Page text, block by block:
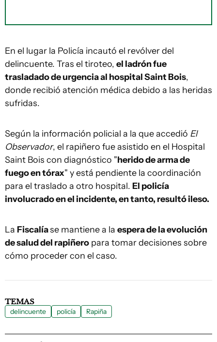
En el lugar la Policía incautó el revólver del
delincuente. Tras el tiroteo, el ladrón fue
trasladado de urgencia al hospital Saint Bois,
donde recibió atención médica debido a las heridas
sufridas.
Según la información policial a la que accedió El
Observador, el rapiñero fue asistido en el Hospital
Saint Bois con diagnóstico "herido de arma de
fuego en tórax" y está pendiente la coordinación
para el traslado a otro hospital. El policía
involucrado en el incidente, en tanto, resultó ileso.
La Fiscalíase mantiene a la espera de la evolución
de salud del rapiñero para tomar decisiones sobre
cómo proceder con el caso.
TEMAS
delincuente policía Rapiña